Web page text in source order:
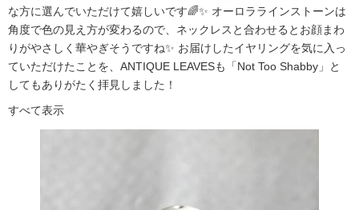
な方に選んでいただけて嬉しいです🌈✨ オーロララインストーンは
角度で色の見え方が変わるので、ネックレスと合わせるとお顔まわ
りがやさしく華やぎそうですね✨ お届けしたイヤリングを気に入っ
ていただけたことを、ANTIQUE LEAVESも「Not Too Shabby」と
してもありがたく拝見しました！
すべて表示